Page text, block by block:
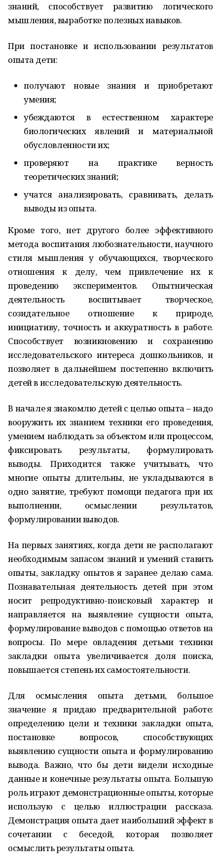
знаний, способствует развитию логического
мышления, выработке полезных навыков.
При постановке и использовании результатов
опыта дети:
получают новые знания и приобретают
умения;
убеждаются в естественном характере
биологических явлений и материальной
обусловленности их;
проверяют на практике верность
теоретических знаний;
учатся анализировать, сравнивать, делать
выводы из опыта.
Кроме того, нет другого более эффективного
метода воспитания любознательности, научного
стиля мышления у обучающихся, творческого
отношения к делу, чем привлечение их к
проведению экспериментов. Опытническая
деятельность воспитывает творческое,
созидательное отношение к природе,
инициативу, точность и аккуратность в работе.
Способствует возникновению и сохранению
исследовательского интереса дошкольников, и
позволяет в дальнейшем постепенно включить
детей в исследовательскую деятельность.
В начале я знакомлю детей с целью опыта – надо
вооружить их знанием техники его проведения,
умением наблюдать за объектом или процессом,
фиксировать результаты, формулировать
выводы. Приходится также учитывать, что
многие опыты длительны, не укладываются в
одно занятие, требуют помощи педагога при их
выполнении, осмыслении результатов,
формулировании выводов.
На первых занятиях, когда дети не располагают
необходимым запасом знаний и умений ставить
опыты, закладку опытов я заранее делаю сама.
Познавательная деятельность детей при этом
носит репродуктивно-поисковый характер и
направляется на выявление сущности опыта,
формулирование выводов с помощью ответов на
вопросы. По мере овладения детьми техники
закладки опыта увеличивается доля поиска,
повышается степень их самостоятельности.
Для осмысления опыта детьми, большое
значение я придаю предварительной работе:
определению цели и техники закладки опыта,
постановке вопросов, способствующих
выявлению сущности опыта и формулированию
вывода. Важно, что бы дети видели исходные
данные и конечные результаты опыта. Большую
роль играют демонстрационные опыты, которые
использую с целью иллюстрации рассказа.
Демонстрация опыта дает наибольший эффект в
сочетании с беседой, которая позволяет
осмыслить результаты опыта.